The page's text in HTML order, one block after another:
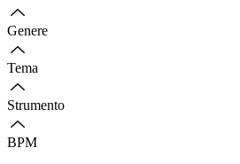
Genere
Tema
Strumento
BPM